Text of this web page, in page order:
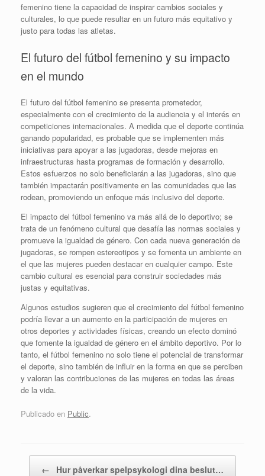
femenino tiene la capacidad de inspirar cambios sociales y
culturales, lo que puede resultar en un futuro más equitativo y
justo para todas las atletas.
El futuro del fútbol femenino y su impacto
en el mundo
El futuro del fútbol femenino se presenta prometedor,
especialmente con el crecimiento de la audiencia y el interés en
competiciones internacionales. A medida que el deporte continúa
ganando popularidad, es probable que se implementen más
iniciativas para apoyar a las jugadoras, desde mejoras en
infraestructuras hasta programas de formación y desarrollo.
Estos esfuerzos no solo beneficiarán a las jugadoras, sino que
también impactarán positivamente en las comunidades que las
rodean, promoviendo un enfoque más inclusivo del deporte.
El impacto del fútbol femenino va más allá de lo deportivo; se
trata de un fenómeno cultural que desafía las normas sociales y
promueve la igualdad de género. Con cada nueva generación de
jugadoras, se rompen estereotipos y se fomenta un ambiente en
el que las mujeres pueden destacar en cualquier campo. Este
cambio cultural es esencial para construir sociedades más
justas y equitativas.
Algunos estudios sugieren que el crecimiento del fútbol femenino
podría llevar a un aumento en la participación de mujeres en
otros deportes y actividades físicas, creando un efecto dominó
que fomente la igualdad de género en el ámbito deportivo. Por lo
tanto, el fútbol femenino no solo tiene el potencial de transformar
el deporte, sino también de influir en la forma en que se perciben
y valoran las contribuciones de las mujeres en todas las áreas
de la vida.
Publicado en Public.
← Hur påverkar spelpsykologi dina beslut…